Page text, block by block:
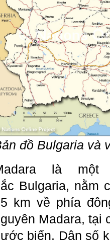
đồ Bulgaria và
là
Bulgaria, nằm
km về phía
Madara, tại
biển. Dân số